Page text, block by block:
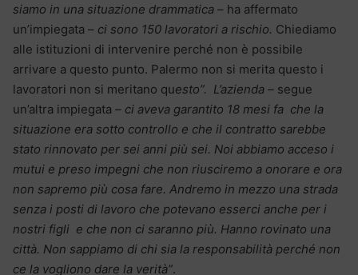
siamo in una situazione drammatica – ha affermato
un’impiegata – ci sono 150 lavoratori a rischio. Chiediamo
alle istituzioni di intervenire perché non è possibile
arrivare a questo punto. Palermo non si merita questo i
lavoratori non si meritano questo”. L’azienda – segue
un’altra impiegata – ci aveva garantito 18 mesi fa che la
situazione era sotto controllo e che il contratto sarebbe
stato rinnovato per sei anni più sei. Noi abbiamo acceso i
mutui e preso impegni che non riusciremo a onorare e ora
non sapremo più cosa fare. Andremo in mezzo una strada
senza i posti di lavoro che potevano esserci anche per i
nostri figli e che non ci saranno più. Hanno rovinato una
città. Non sappiamo di chi sia la responsabilità perché non
ce la vogliono dare la verità”.